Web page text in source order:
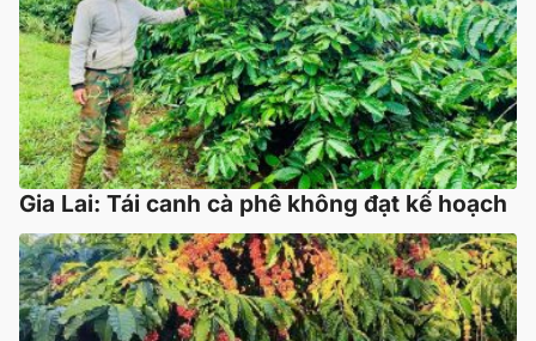
Gia Lai: Tái canh cà phê không đạt kế hoạch